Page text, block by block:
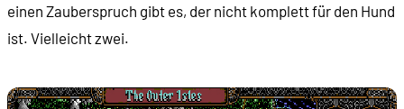
einen Zauberspruch gibt es, der nicht komplett für den Hund
ist. Vielleicht zwei.